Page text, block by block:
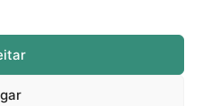
Úteis
Condições